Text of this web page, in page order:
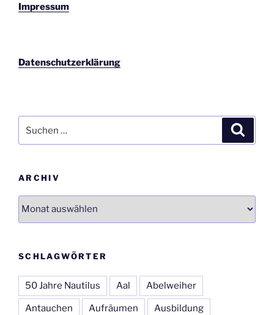
Impressum
Datenschutzerklärung
nach:
ARCHIV
Archiv
SCHLAGWÖRTER
50 Jahre Nautilus Aal Abelweiher
Antauchen Aufräumen Ausbildung